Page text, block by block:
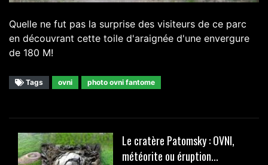
Quelle ne fut pas la surprise des visiteurs de ce parc
en découvrant cette toile d'araignée d'une envergure
de 180 M!
Tags ovni photo ovni fantome
Le cratère Patomsky : OVNI,
météorite ou éruption...